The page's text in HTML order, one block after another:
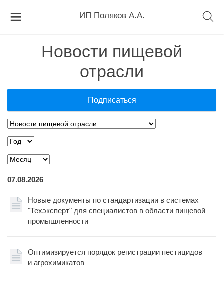
ИП Поляков А.А.
Новости пищевой
отрасли
Подписаться
07.08.2026
Новые документы по стандартизации в системах
"Техэксперт" для специалистов в области пищевой
промышленности
Оптимизируется порядок регистрации пестицидов
и агрохимикатов